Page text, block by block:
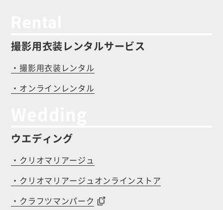
撮影用衣装レンタルサービス
・撮影用衣装レンタル
・オンラインレンタル
ウエディング
・クリオマリアージュ
・クリオマリアージュオンラインストア
・クラフツマンパーク